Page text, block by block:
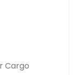
Cargo